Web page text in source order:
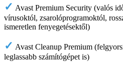
✓ Avast Premium Security (valós
vírusoktól, zsarolóprogramoktól,
ismeretlen fenyegetésektől)
✓ Avast Cleanup Premium
leglassabb számítógépet is)